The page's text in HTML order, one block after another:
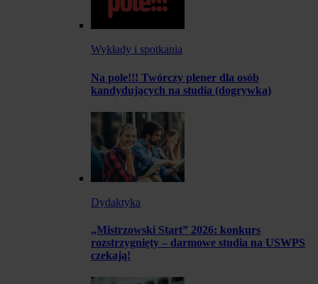
Wykłady i spotkania
Na pole!!! Twórczy plener dla osób
kandydujących na studia (dogrywka)
Dydaktyka
„Mistrzowski Start” 2026: konkurs
rozstrzygnięty – darmowe studia na USWPS
czekają!